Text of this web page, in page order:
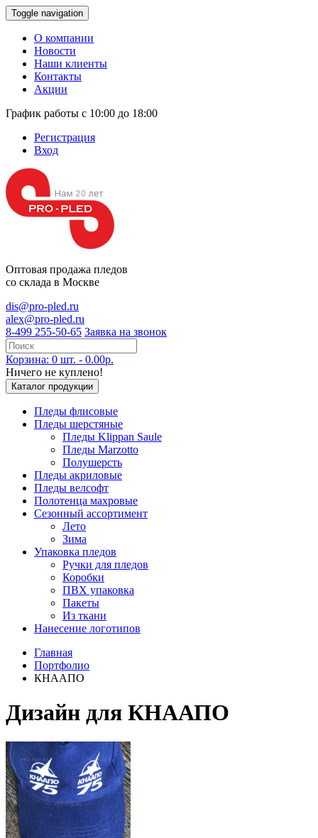
Toggle navigation
О компании
Новости
Наши клиенты
Контакты
Акции
График работы с 10:00 до 18:00
Регистрация
Вход
Оптовая продажа пледов
со склада в Москве
dis@pro-pled.ru
alex@pro-pled.ru
8-499 255-50-65 Заявка на звонок
Корзина: 0 шт. - 0.00р.
Ничего не куплено!
Каталог продукции
Пледы флисовые
Пледы шерстяные
Пледы Klippan Saule
Пледы Marzotto
Полушерсть
Пледы акриловые
Пледы велсофт
Полотенца махровые
Сезонный ассортимент
Лето
Зима
Упаковка пледов
Ручки для пледов
Коробки
ПВХ упаковка
Пакеты
Из ткани
Нанесение логотипов
Главная
Портфолио
КНААПО
Дизайн для КНААПО